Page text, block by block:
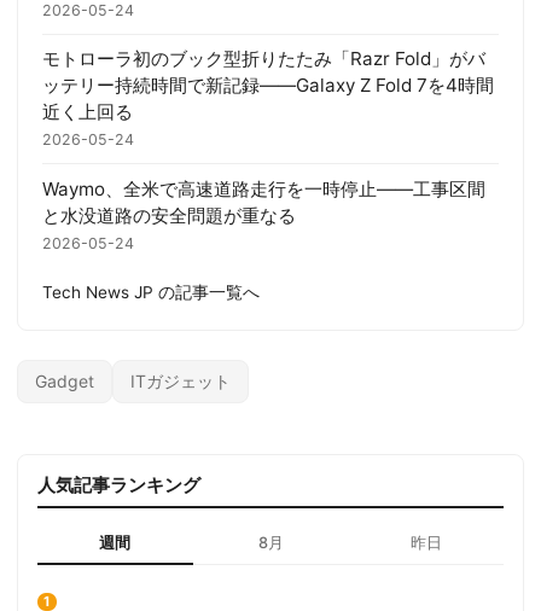
2026-05-24
モトローラ初のブック型折りたたみ「Razr Fold」がバ
ッテリー持続時間で新記録——Galaxy Z Fold 7を4時間
近く上回る
2026-05-24
Waymo、全米で高速道路走行を一時停止——工事区間
と水没道路の安全問題が重なる
2026-05-24
Tech News JP の記事一覧へ
Gadget ITガジェット
人気記事ランキング
週間 8月 昨日